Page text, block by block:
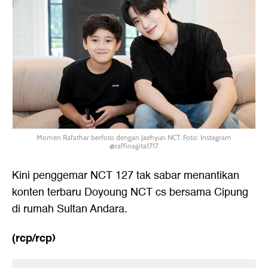
Momen Rafathar berfoto dengan Jaehyun NCT. Foto: Instagram
@raffinagita1717
Kini penggemar NCT 127 tak sabar menantikan
konten terbaru Doyoung NCT cs bersama Cipung
di rumah Sultan Andara.
(rcp/rcp)